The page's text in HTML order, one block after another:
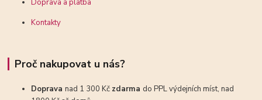
Doprava a platba
Kontakty
Proč nakupovat u nás?
Dopravanad 1 300 Kč zdarma do PPL výdejních míst, nad